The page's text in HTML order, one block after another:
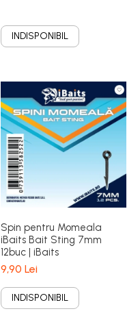
INDISPONIBIL
Spin pentru Momeala
iBaits Bait Sting 7mm
12buc | iBaits
9,90 Lei
INDISPONIBIL